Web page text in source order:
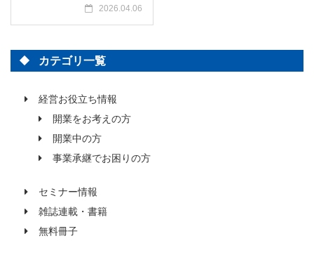
2026.04.06
カテゴリ一覧
経営お役立ち情報
開業をお考えの方
開業中の方
事業承継でお困りの方
セミナー情報
雑誌連載・書籍
無料冊子